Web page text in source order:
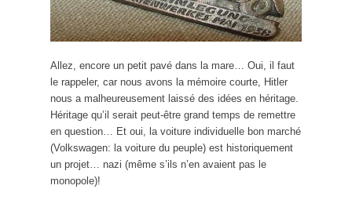
Allez, encore un petit pavé dans la mare… Oui, il faut
le rappeler, car nous avons la mémoire courte, Hitler
nous a malheureusement laissé des idées en héritage.
Héritage qu’il serait peut-être grand temps de remettre
en question… Et oui, la voiture individuelle bon marché
(Volkswagen: la voiture du peuple) est historiquement
un projet… nazi (même s’ils n’en avaient pas le
monopole)!